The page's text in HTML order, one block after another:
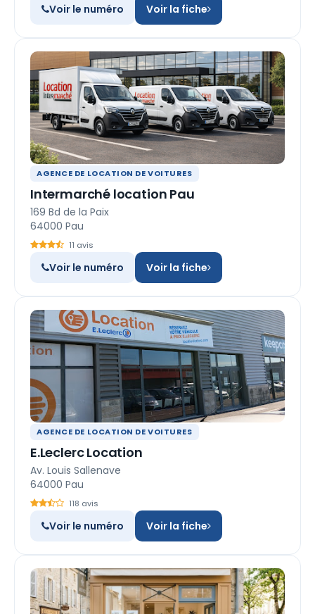
Voir le numéro Voir la fiche
AGENCE DE LOCATION DE VOITURES
Intermarché location Pau
169 Bd de la Paix
64000 Pau
11 avis
Voir le numéro Voir la fiche
AGENCE DE LOCATION DE VOITURES
E.Leclerc Location
Av. Louis Sallenave
64000 Pau
118 avis
Voir le numéro Voir la fiche